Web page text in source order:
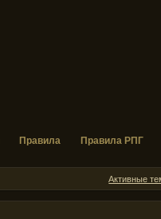
Правила Правила РПГ
Активные